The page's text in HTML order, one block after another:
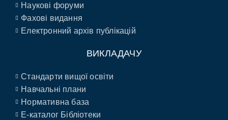
Наукові форуми
Фахові видання
Електронний архів публікацій
ВИКЛАДАЧУ
Стандарти вищої освіти
Навчальні плани
Нормативна база
E-каталог Бібліотеки